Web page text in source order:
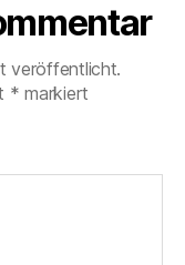
veröffentlicht.
* markiert